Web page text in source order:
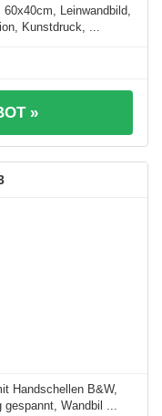
Leinwandbild,
Kunstdruck, ...
»
Handschellen B&W,
gespannt, Wandbil ...